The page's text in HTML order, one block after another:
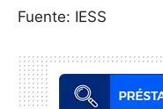
Fuente: IESS